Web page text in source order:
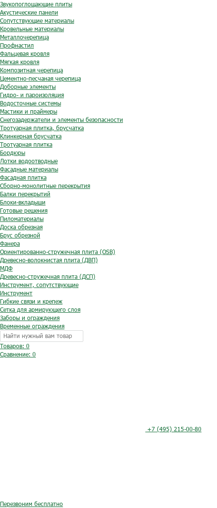
Звукопоглощающие плиты
Акустические панели
Сопутствующие материалы
Кровельные материалы
Металлочерепица
Профнастил
Фальцевая кровля
Мягкая кровля
Композитная черепица
Цементно-песчаная черепица
Доборные элементы
Гидро- и пароизоляция
Водосточные системы
Мастики и праймеры
Снегозадержатели и элементы безопасности
Тротуарная плитка, брусчатка
Клинкерная брусчатка
Тротуарная плитка
Бордюры
Лотки водоотводные
Фасадные материалы
Фасадная плитка
Сборно-монолитные перекрытия
Балки перекрытий
Блоки-вкладыши
Готовые решения
Пиломатериалы
Доска обрезная
Брус обрезной
Фанера
Ориентированно-стружечная плита (OSB)
Древесно-волокнистая плита (ДВП)
МДФ
Древесно-стружечная плита (ДСП)
Инструмент, сопутствующие
Инструмент
Гибкие связи и крепеж
Сетка для армирующего слоя
Заборы и ограждения
Временные ограждения
Товаров: 0
Сравнение: 0
+7 (495) 215-00-80
Перезвоним бесплатно